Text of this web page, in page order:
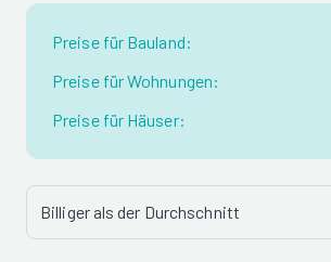
Preise für Bauland:
Preise für Wohnungen:
Preise für Häuser:
Billiger als der Durchschnitt